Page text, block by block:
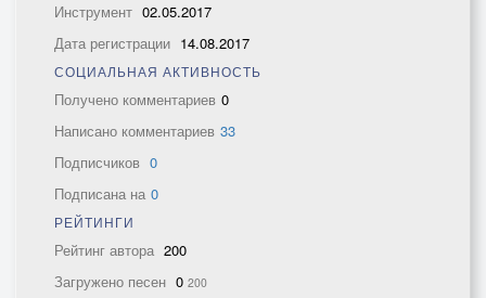
Инструмент 02.05.2017
Дата регистрации 14.08.2017
СОЦИАЛЬНАЯ АКТИВНОСТЬ
Получено комментариев 0
Написано комментариев 33
Подписчиков 0
Подписана на 0
РЕЙТИНГИ
Рейтинг автора 200
Загружено песен 0 200